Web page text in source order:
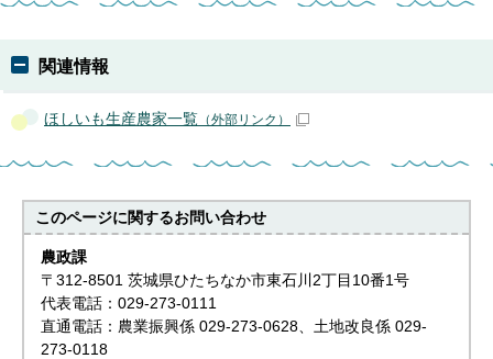
関連情報
ほしいも生産農家一覧 （外部リンク）
このページに関するお問い合わせ
農政課
〒312-8501 茨城県ひたちなか市東石川2丁目10番1号
代表電話：029-273-0111
直通電話：農業振興係 029-273-0628、土地改良係 029-
273-0118